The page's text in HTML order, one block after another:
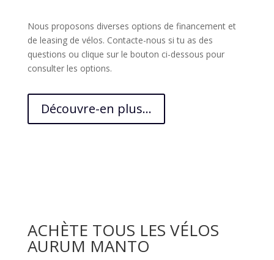
Nous proposons diverses options de financement et
de leasing de vélos. Contacte-nous si tu as des
questions ou clique sur le bouton ci-dessous pour
consulter les options.
Découvre-en plus...
ACHÈTE TOUS LES VÉLOS
AURUM MANTO